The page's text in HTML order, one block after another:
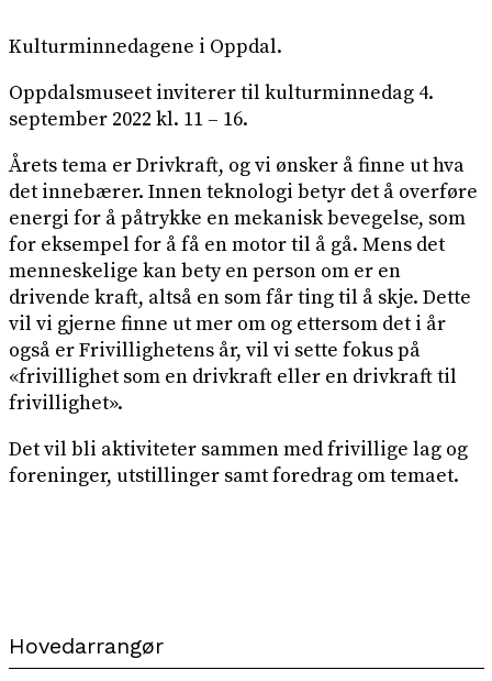
Kulturminnedagene i Oppdal.
Oppdalsmuseet inviterer til kulturminnedag 4.
september 2022 kl. 11 – 16.
Årets tema er Drivkraft, og vi ønsker å finne ut hva
det innebærer. Innen teknologi betyr det å overføre
energi for å påtrykke en mekanisk bevegelse, som
for eksempel for å få en motor til å gå. Mens det
menneskelige kan bety en person om er en
drivende kraft, altså en som får ting til å skje. Dette
vil vi gjerne finne ut mer om og ettersom det i år
også er Frivillighetens år, vil vi sette fokus på
«frivillighet som en drivkraft eller en drivkraft til
frivillighet».
Det vil bli aktiviteter sammen med frivillige lag og
foreninger, utstillinger samt foredrag om temaet.
Hovedarrangør